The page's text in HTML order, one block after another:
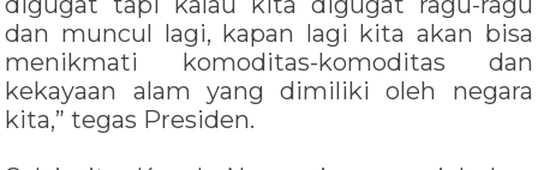
dan muncul lagi, kapan lagi kita akan bisa
menikmati komoditas-komoditas dan
kekayaan alam yang dimiliki oleh negara
kita,” tegas Presiden.